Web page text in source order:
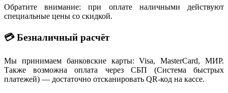
Обратите внимание: при оплате наличными действуют
специальные цены со скидкой.
💳 Безналичный расчёт
Мы принимаем банковские карты: Visa, MasterCard, МИР.
Также возможна оплата через СБП (Система быстрых
платежей) — достаточно отсканировать QR-код на кассе.